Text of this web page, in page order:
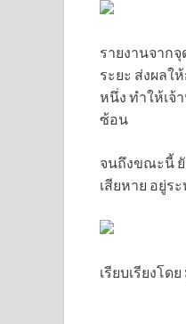
รายงานจาก
ระยะ ส่งผลใ
หนึ่ง ทำให้เจ้
ซ้อน
จนถึงขณะนี้ ยั
เสียหาย อยู่ร
เรียบเรียงโด